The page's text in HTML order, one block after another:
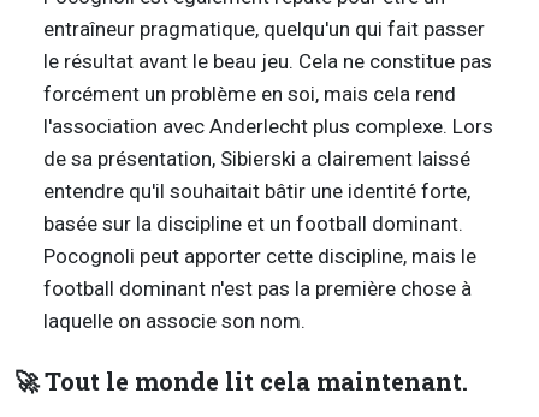
entraîneur pragmatique, quelqu'un qui fait passer
le résultat avant le beau jeu. Cela ne constitue pas
forcément un problème en soi, mais cela rend
l'association avec Anderlecht plus complexe. Lors
de sa présentation, Sibierski a clairement laissé
entendre qu'il souhaitait bâtir une identité forte,
basée sur la discipline et un football dominant.
Pocognoli peut apporter cette discipline, mais le
football dominant n'est pas la première chose à
laquelle on associe son nom.
🚀 Tout le monde lit cela maintenant.